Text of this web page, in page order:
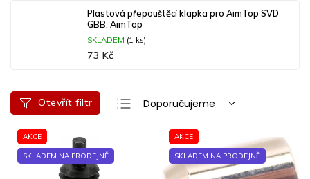
Plastová přepouštěcí klapka pro AimTop SVD
GBB, AimTop
SKLADEM (1 ks)
73 Kč
Ř
a
e
n
Doporučujeme
Nejlevnější
Nejdražší
Nejprodávanější
Otevřít filtr
V
p
AKCE
SKLADEM NA PRODEJNĚ
AKCE
SKLADEM NA PRODEJNĚ